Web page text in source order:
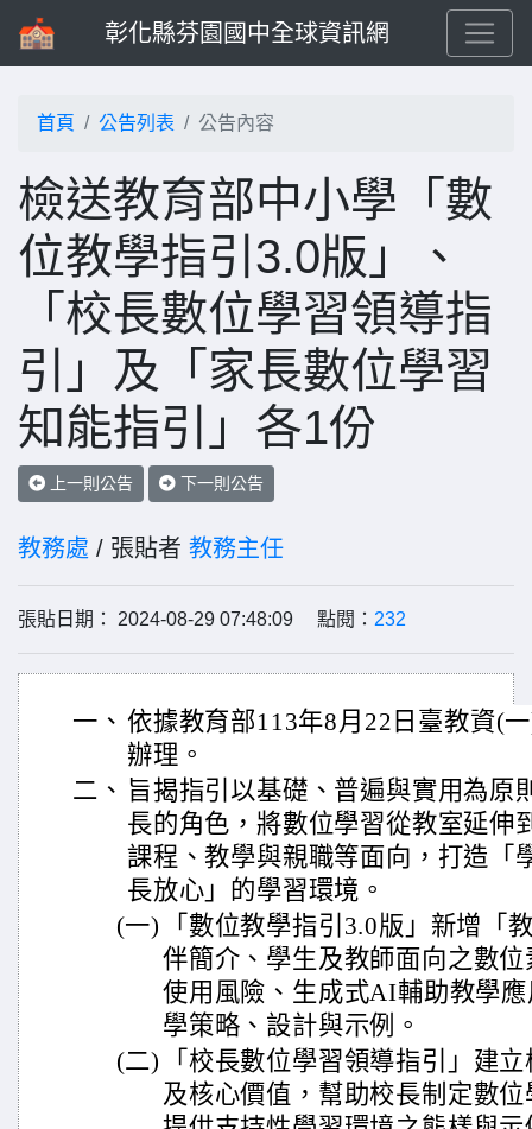
彰化縣芬園國中全球資訊網
首頁 公告列表 公告內容
檢送教育部中小學「數
位教學指引3.0版」、
「校長數位學習領導指
引」及「家長數位學習
知能指引」各1份
上一則公告 下一則公告
教務處 / 張貼者 教務主任
張貼日期： 2024-08-29 07:48:09 點閱： 232
一、 依據教育部113年8月22日臺教資(
辦理。
二、 旨揭指引以基礎、普遍與實用為原
長的角色，將數位學習從教室延伸
課程、教學與親職等面向，打造「
長放心」的學習環境。
(一)
「數位教學指引3.0版」新增「
伴簡介、學生及教師面向之數
使用風險、生成式AI輔助教學
學策略、設計與示例。
(二)
「校長數位學習領導指引」建
及核心價值，幫助校長制定數